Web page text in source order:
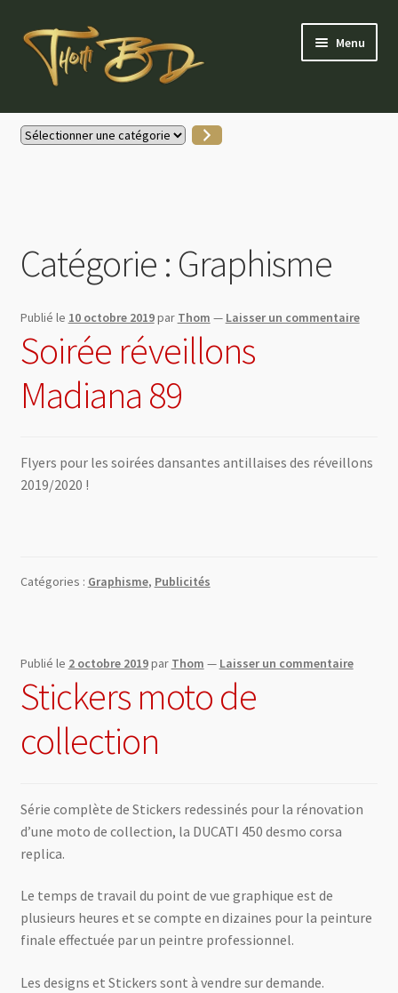
Aller
Aller
au
contenu
Menu
Accueil
Actus
Mon compte
Partenaires & soutiens
Sélectionner
Catégorie : Graphisme
Publié le 10 octobre 2019par Thom — Laisser un commentaire
Soirée réveillons
Madiana 89
Flyers pour les soirées dansantes antillaises des réveillons
2019/2020 !
Catégories : Graphisme, Publicités
Publié le 2 octobre 2019par Thom — Laisser un commentaire
Stickers moto de
collection
Série complète de Stickers redessinés pour la rénovation
d’une moto de collection, la DUCATI 450 desmo corsa
replica.
Le temps de travail du point de vue graphique est de
plusieurs heures et se compte en dizaines pour la peinture
finale effectuée par un peintre professionnel.
Les designs et Stickers sont à vendre sur demande.